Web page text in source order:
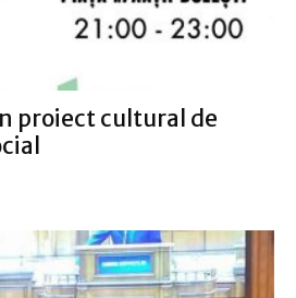
proiect cultural de